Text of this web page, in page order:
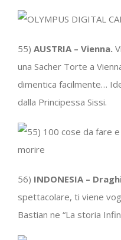
55) AUSTRIA – Vienna.
una Sacher Torte a
dimentica facilmente…
dalla Principessa Sissi.
56) INDONESIA –
spettacolare, ti viene
Bastian ne “La storia